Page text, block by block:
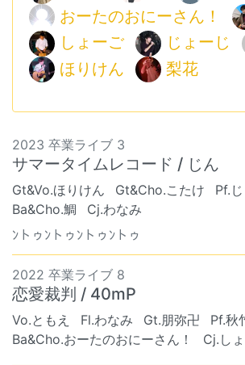
おーたのおにーさん！
しょーご
じょーじ
ほりけん
梨花
2023 卒業ライブ 3
サマータイムレコード / じん
Gt&Vo.ほりけん Gt&Cho.こたけ
Pf.
Ba&Cho.鯛
Cj.わなみ
ﾝトゥﾝトゥﾝトゥﾝトゥ
2022 卒業ライブ 8
恋愛裁判 / 40mP
Vo.ともえ Fl.わなみ Gt.朋弥卍
Pf.秋
Ba&Cho.おーたのおにーさん！
Cj.し